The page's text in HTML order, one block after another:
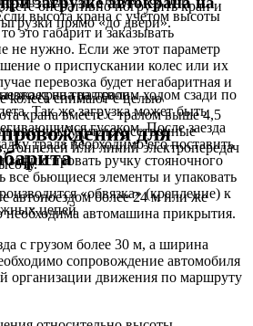
оперативно погрузить кран и
прямо «до двери».
высота крана с учетом высоты
это габарит и заказывать
не нужно. Если же этот параметр
о приспускании колес или их
перевозка будет негабаритная и
колеса снимают с целью
крана вместе с тралом выше 4,5
будут искусственные
тоннелей или линий электропередач
на трал своим ходом сзади по
Так же загрузка может быть
гусаком. После заезда
трала необходимо его поставить
ручку стояночного
все бьющиеся элементы и упаковать
«обвязка» (крепление) к
цепей
для
автопоездом более 24 м или же
необходима автомашина прикрытия.
c грузом более 30 м, а ширина
сопровождение автомобиля
организации движения по маршруту